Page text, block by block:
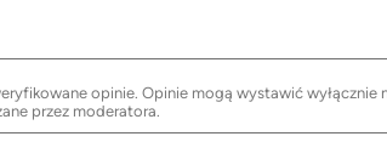
opinie. Opinie mogą wystawić wyłącznie
przez moderatora.